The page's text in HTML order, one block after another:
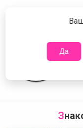
Сейчас
З
Да